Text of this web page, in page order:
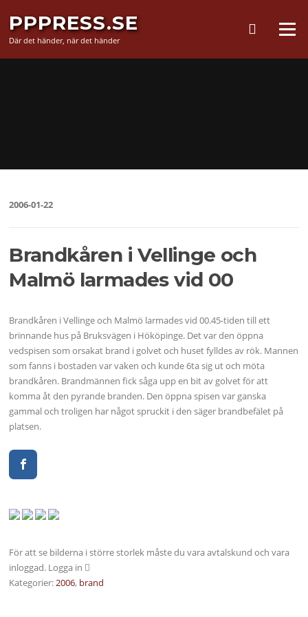
innehåll
PPPRESS.SE
Där det händer, när det händer
Meny
2006-01-22
Brandkåren i Vellinge och
Malmö larmades vid 00
Brandkåren i Vellinge och Malmö larmades vid 00.45-tiden till ett
brinnande hus på Bruksvägen i Hököpinge. Det var den öppna
vedspisen som orsakat brand i golvet och huset fylldes av rök. Mannen
som fanns i bostaden var vaken och kunde 6ta sig ut och möta
brandkåren. Brandmännen fick såga upp en bit av golvet för att
komma åt den pyrande branden. Den öppna spisen var ganska
gammal och troligen har något spruckit i den säger brandbefälet på
platsen.
För att se bilderna i större storlek måste du vara avtalskund och vara
inloggad. Logga in
Kategorier:2006, brand